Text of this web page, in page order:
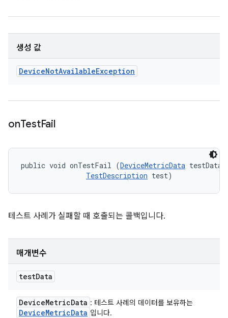
생성 값
DeviceNotAvailableException
onTestFail
public void onTestFail (DeviceMetricData
TestDescription test)
테스트 사례가 실패할 때 호출되는 콜백입니다.
매개변수
testData
DeviceMetricData : 테스트 사례의 데이터를 보유하는
DeviceMetricData 입니다.